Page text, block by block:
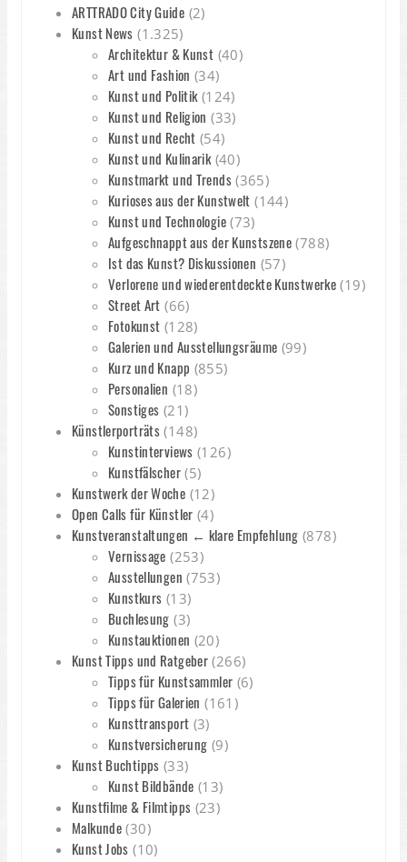
ARTTRADO City Guide (2)
Kunst News (1.325)
Architektur & Kunst (40)
Art und Fashion (34)
Kunst und Politik(124)
Kunst und Religion (33)
Kunst und Recht (54)
Kunst und Kulinarik(40)
Kunstmarkt und Trends(365)
Kurioses aus der Kunstwelt (144)
Kunst und Technologie(73)
Aufgeschnappt aus der Kunstszene (788)
Ist das Kunst? Diskussionen (57)
Verlorene und wiederentdeckte Kunstwerke (19)
Street Art (66)
Fotokunst (128)
Galerien und Ausstellungsräume (99)
Kurz und Knapp (855)
Personalien (18)
Sonstiges (21)
Künstlerporträts (148)
Kunstinterviews (126)
Kunstfälscher(5)
Kunstwerk der Woche (12)
Open Calls für Künstler (4)
Kunstveranstaltungen ← klare Empfehlung (878)
Vernissage (253)
Ausstellungen (753)
Kunstkurs (13)
Buchlesung (3)
Kunstauktionen (20)
Kunst Tipps und Ratgeber (266)
Tipps für Kunstsammler (6)
Tipps für Galerien (161)
Kunsttransport (3)
Kunstversicherung (9)
Kunst Buchtipps (33)
Kunst Bildbände (13)
Kunstfilme & Filmtipps (23)
Malkunde (30)
Kunst Jobs (10)